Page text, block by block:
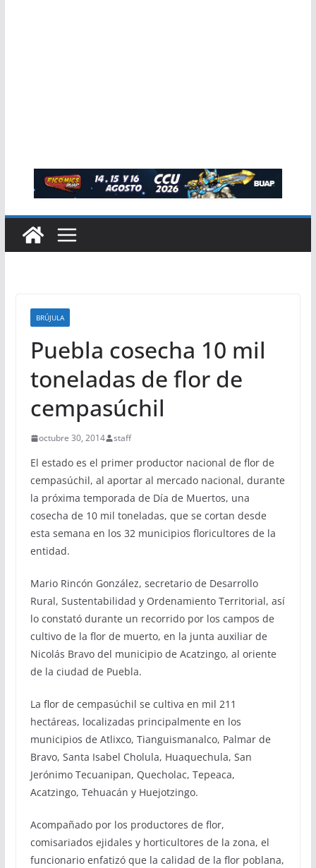
BRÚJULA
Puebla cosecha 10 mil
toneladas de flor de
cempasúchil
octubre 30, 2014 staff
El estado es el primer productor nacional de flor de
cempasúchil, al aportar al mercado nacional, durante
la próxima temporada de Día de Muertos, una
cosecha de 10 mil toneladas, que se cortan desde
esta semana en los 32 municipios floricultores de la
entidad.
Mario Rincón González, secretario de Desarrollo
Rural, Sustentabilidad y Ordenamiento Territorial, así
lo constató durante un recorrido por los campos de
cultivo de la flor de muerto, en la junta auxiliar de
Nicolás Bravo del municipio de Acatzingo, al oriente
de la ciudad de Puebla.
La flor de cempasúchil se cultiva en mil 211
hectáreas, localizadas principalmente en los
municipios de Atlixco, Tianguismanalco, Palmar de
Bravo, Santa Isabel Cholula, Huaquechula, San
Jerónimo Tecuanipan, Quecholac, Tepeaca,
Acatzingo, Tehuacán y Huejotzingo.
Acompañado por los productores de flor,
comisariados ejidales y horticultores de la zona, el
funcionario enfatizó que la calidad de la flor poblana,